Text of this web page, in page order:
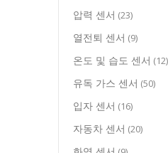
압력 센서 (23)
열전퇴 센서 (9)
온도 및 습도 센서 (12)
유독 가스 센서 (50)
입자 센서 (16)
자동차 센서 (20)